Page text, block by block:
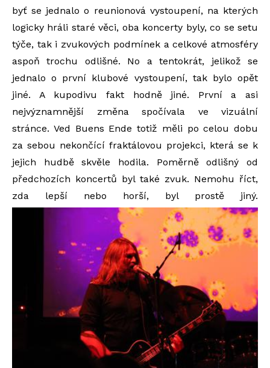
byť se jednalo o reunionová vystoupení, na kterých
logicky hráli staré věci, oba koncerty byly, co se setu
týče, tak i zvukových podmínek a celkové atmosféry
aspoň trochu odlišné. No a tentokrát, jelikož se
jednalo o první klubové vystoupení, tak bylo opět
jiné. A kupodivu fakt hodně jiné. První a asi
nejvýznamnější změna spočívala ve vizuální
stránce. Ved Buens Ende totiž měli po celou dobu
za sebou nekončící fraktálovou projekci, která se k
jejich hudbě skvěle hodila. Poměrně odlišný od
předchozích koncertů byl také zvuk. Nemohu říct,
zda lepší nebo horší, byl prostě jiný.